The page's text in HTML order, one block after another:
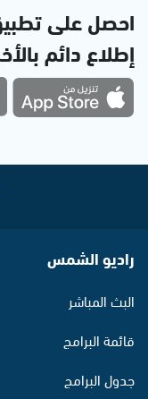
احصل على
إطلاع دائم
راديو الشمس
البث المباشر
قائمة البرامج
جدول البرامج